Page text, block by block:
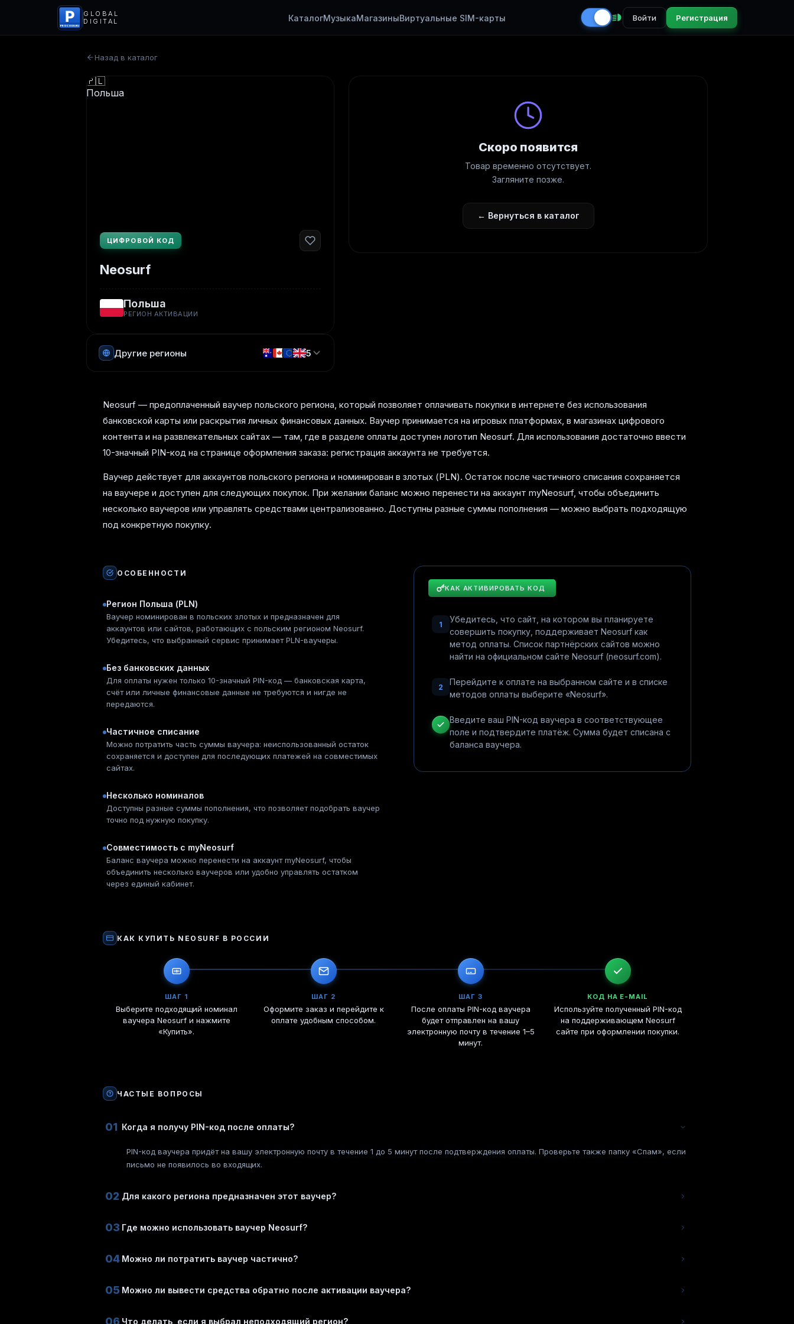
P
PROCODS.RU
GLOBAL
DIGITAL
КаталогМузыкаМагазиныВиртуальные SIM-карты Войти Регистрация
Назад в каталог
ЦИФРОВОЙ КОД
Neosurf
Польша
РЕГИОН АКТИВАЦИИ
Другие регионы 5
Скоро появится
Товар временно отсутствует.
Загляните позже.
← Вернуться в каталог
Neosurf — предоплаченный ваучер польского региона, который позволяет оплачивать покупки в интернете без использования
банковской карты или раскрытия личных финансовых данных. Ваучер принимается на игровых платформах, в магазинах цифрового
контента и на развлекательных сайтах — там, где в разделе оплаты доступен логотип Neosurf. Для использования достаточно ввести
10-значный PIN-код на странице оформления заказа: регистрация аккаунта не требуется.
Ваучер действует для аккаунтов польского региона и номинирован в злотых (PLN). Остаток после частичного списания сохраняется
на ваучере и доступен для следующих покупок. При желании баланс можно перенести на аккаунт myNeosurf, чтобы объединить
несколько ваучеров или управлять средствами централизованно. Доступны разные суммы пополнения — можно выбрать подходящую
под конкретную покупку.
ОСОБЕННОСТИ
Регион Польша (PLN)
Ваучер номинирован в польских злотых и предназначен для
аккаунтов или сайтов, работающих с польским регионом Neosurf.
Убедитесь, что выбранный сервис принимает PLN-ваучеры.
Без банковских данных
Для оплаты нужен только 10-значный PIN-код — банковская карта,
счёт или личные финансовые данные не требуются и нигде не
передаются.
Частичное списание
Можно потратить часть суммы ваучера: неиспользованный остаток
сохраняется и доступен для последующих платежей на совместимых
сайтах.
Несколько номиналов
Доступны разные суммы пополнения, что позволяет подобрать ваучер
точно под нужную покупку.
Совместимость с myNeosurf
Баланс ваучера можно перенести на аккаунт myNeosurf, чтобы
объединить несколько ваучеров или удобно управлять остатком
через единый кабинет.
КАК АКТИВИРОВАТЬ КОД
1
Убедитесь, что сайт, на котором вы планируете
совершить покупку, поддерживает Neosurf как
метод оплаты. Список партнёрских сайтов можно
найти на официальном сайте Neosurf (neosurf.com).
2
Перейдите к оплате на выбранном сайте и в списке
методов оплаты выберите «Neosurf».
Введите ваш PIN-код ваучера в соответствующее
поле и подтвердите платёж. Сумма будет списана с
баланса ваучера.
КАК КУПИТЬ NEOSURF В РОССИИ
ШАГ 1
Выберите подходящий номинал
ваучера Neosurf и нажмите
«Купить».
ШАГ 2
Оформите заказ и перейдите к
оплате удобным способом.
ШАГ 3
После оплаты PIN-код ваучера
будет отправлен на вашу
электронную почту в течение 1–5
минут.
КОД НА E-MAIL
Используйте полученный PIN-код
на поддерживающем Neosurf
сайте при оформлении покупки.
ЧАСТЫЕ ВОПРОСЫ
01 Когда я получу PIN-код после оплаты?
PIN-код ваучера придёт на вашу электронную почту в течение 1 до 5 минут после подтверждения оплаты. Проверьте также папку «Спам», если
письмо не появилось во входящих.
02 Для какого региона предназначен этот ваучер?
03 Где можно использовать ваучер Neosurf?
04 Можно ли потратить ваучер частично?
05 Можно ли вывести средства обратно после активации ваучера?
06 Что делать, если я выбрал неподходящий регион?